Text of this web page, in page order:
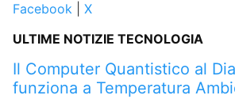
Facebook
X
ULTIME NOTIZIE TECNOLOGIA
Il Computer Quantistico al
funziona a Temperatura